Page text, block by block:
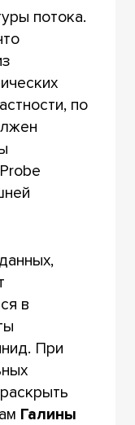
потока.
по
в
При
Галины